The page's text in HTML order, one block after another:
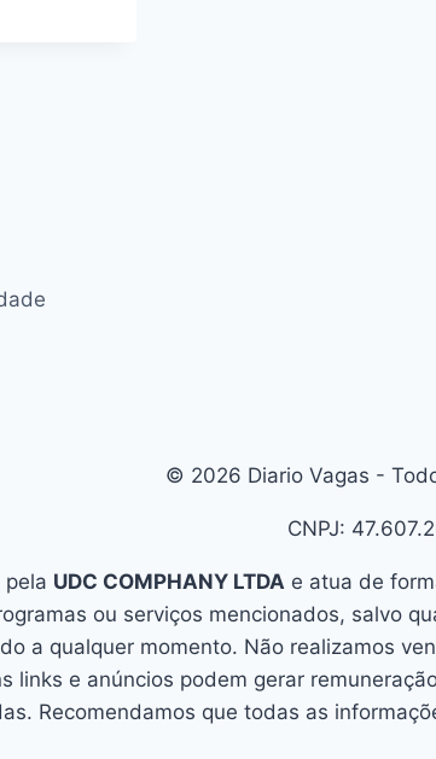
© 2026 Diario Vagas -
CNPJ:
pela UDC COMPHANY LTDA e atua de
ou serviços mencionados, salvo
a qualquer momento. Não realizamos
links e anúncios podem gerar
Recomendamos que todas as